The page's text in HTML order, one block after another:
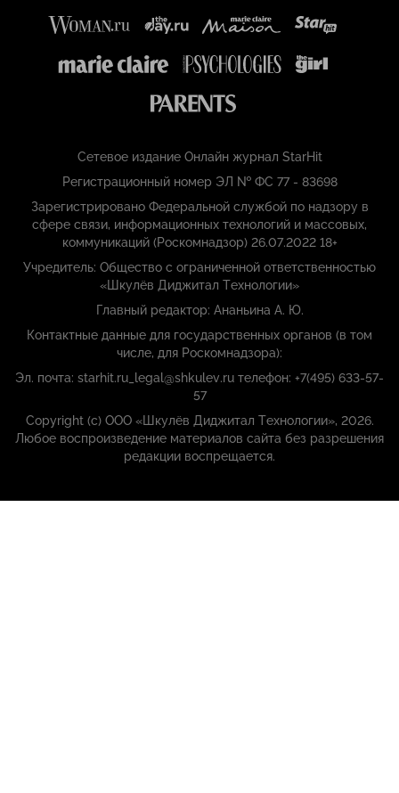
Сетевое издание Онлайн журнал StarHit
Регистрационный номер ЭЛ № ФС 77 - 83698
Зарегистрировано Федеральной службой по надзору в
сфере связи, информационных технологий и массовых,
коммуникаций (Роскомнадзор) 26.07.2022 18+
Учредитель: Общество с ограниченной ответственностью
«Шкулёв Диджитал Технологии»
Главный редактор: Ананьина А. Ю.
Контактные данные для государственных органов (в том
числе, для Роскомнадзора):
Эл. почта: starhit.ru_legal@shkulev.ru телефон: +7(495) 633-57-
57
Copyright (с) ООО «Шкулёв Диджитал Технологии», 2026.
Любое воспроизведение материалов сайта без разрешения
редакции воспрещается.